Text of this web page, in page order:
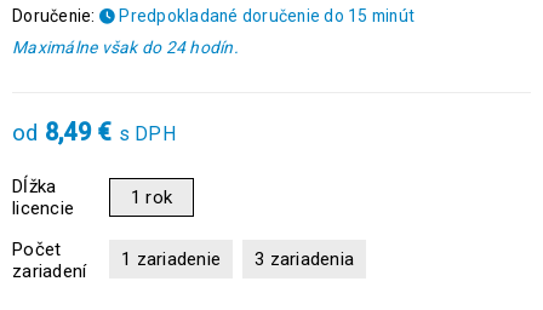
Doručenie:
Predpokladané doručenie do 15 minút
Maximálne však do 24 hodín.
od 8,49 € s DPH
Dĺžka
licencie
1 rok
Počet
zariadení
1 zariadenie 3 zariadenia